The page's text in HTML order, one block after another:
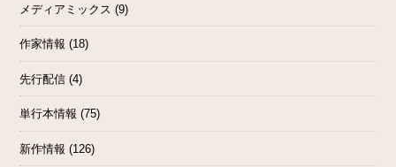
メディアミックス (9)
作家情報 (18)
先行配信 (4)
単行本情報 (75)
新作情報 (126)